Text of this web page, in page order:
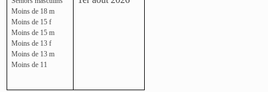
Moins de 18 m
Moins de 15 f
Moins de 15 m
Moins de 13 f
Moins de 13 m
Moins de 11